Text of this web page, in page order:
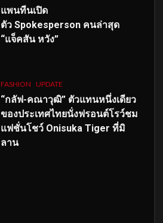
แพนทีนเปิด
ตัว Spokesperson คนล่าสุด
“แจ็คสัน หวัง”
FASHION UPDATE
“กลัฟ-คณาวุฒิ” ตัวแทนหนึ่งเดียว
ของประเทศไทยนั่งฟรอนต์โรว์ชม
แฟชั่นโชว์ Onisuka Tiger ที่มิ
ลาน